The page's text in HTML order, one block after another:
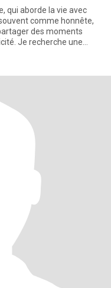
qui aborde la vie avec
comme honnête,
des moments
Je recherche une